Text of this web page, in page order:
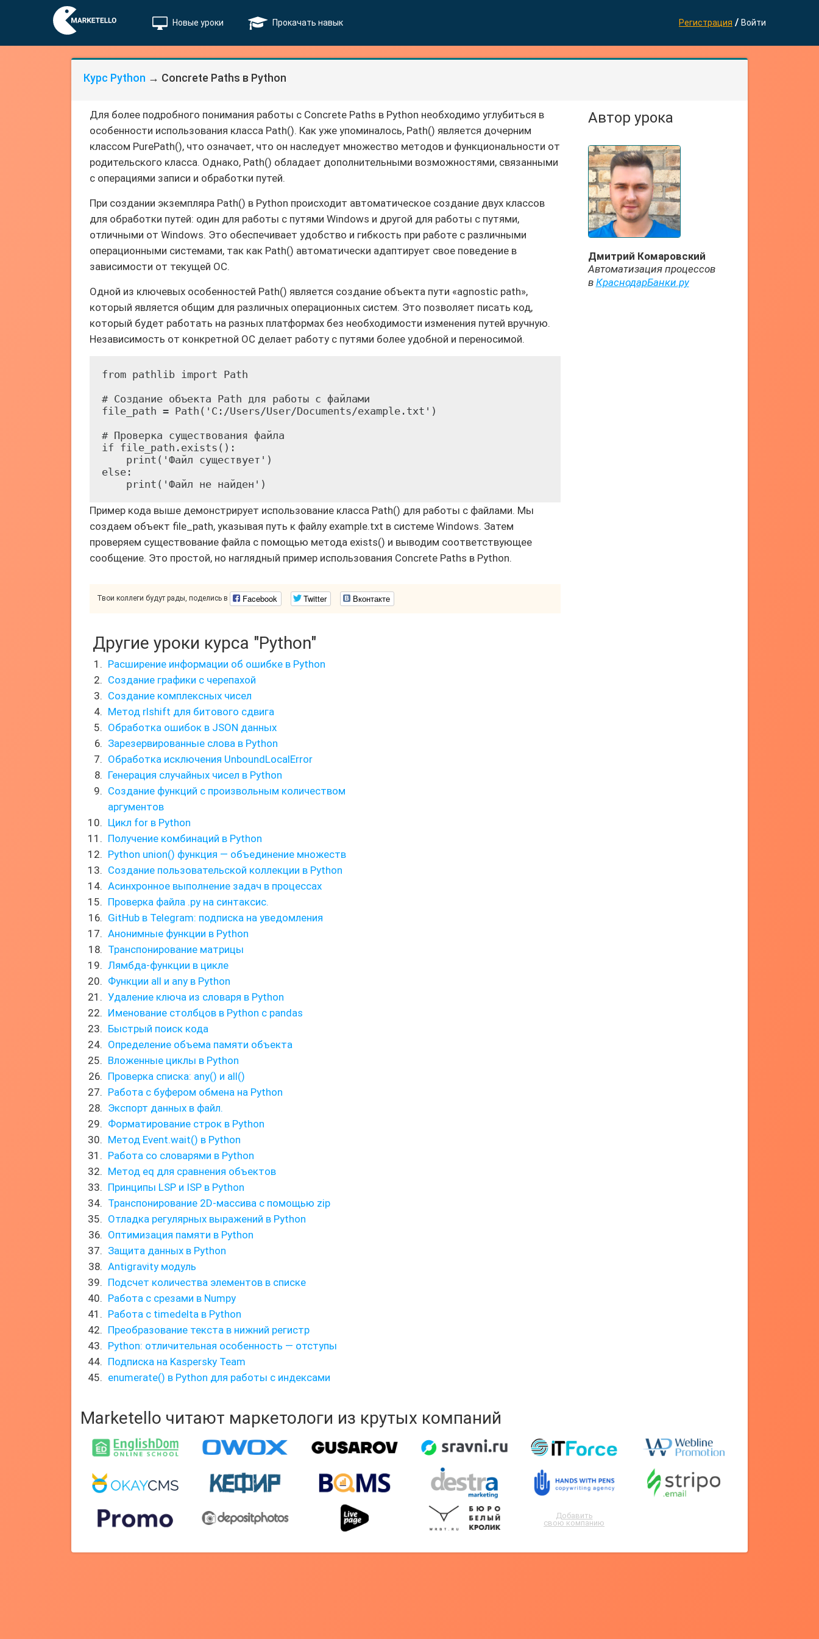
Новые уроки Прокачать навык Регистрация / Войти
Курс Python → Concrete Paths в Python
Для более подробного понимания работы с Concrete Paths в Python необходимо углубиться в
особенности использования класса Path(). Как уже упоминалось, Path() является дочерним
классом PurePath(), что означает, что он наследует множество методов и функциональности от
родительского класса. Однако, Path() обладает дополнительными возможностями, связанными
с операциями записи и обработки путей.
При создании экземпляра Path() в Python происходит автоматическое создание двух классов
для обработки путей: один для работы с путями Windows и другой для работы с путями,
отличными от Windows. Это обеспечивает удобство и гибкость при работе с различными
операционными системами, так как Path() автоматически адаптирует свое поведение в
зависимости от текущей ОС.
Одной из ключевых особенностей Path() является создание объекта пути «agnostic path»,
который является общим для различных операционных систем. Это позволяет писать код,
который будет работать на разных платформах без необходимости изменения путей вручную.
Независимость от конкретной ОС делает работу с путями более удобной и переносимой.
from pathlib import Path
# Создание объекта Path для работы с файлами
file_path = Path('C:/Users/User/Documents/example.txt')
# Проверка существования файла
if file_path.exists():
    print('Файл существует')
else:
    print('Файл не найден')
Пример кода выше демонстрирует использование класса Path() для работы с файлами. Мы
создаем объект file_path, указывая путь к файлу example.txt в системе Windows. Затем
проверяем существование файла с помощью метода exists() и выводим соответствующее
сообщение. Это простой, но наглядный пример использования Concrete Paths в Python.
Твои коллеги будут рады, поделись в Facebook Twitter Вконтакте
Автор урока
Дмитрий Комаровский
Автоматизация процессов
в КраснодарБанки.ру
Другие уроки курса "Python"
Расширение информации об ошибке в Python
Создание графики с черепахой
Создание комплексных чисел
Метод rlshift для битового сдвига
Обработка ошибок в JSON данных
Зарезервированные слова в Python
Обработка исключения UnboundLocalError
Генерация случайных чисел в Python
Создание функций с произвольным количеством
аргументов
Цикл for в Python
Получение комбинаций в Python
Python union() функция — объединение множеств
Создание пользовательской коллекции в Python
Асинхронное выполнение задач в процессах
Проверка файла .py на синтаксис.
GitHub в Telegram: подписка на уведомления
Анонимные функции в Python
Транспонирование матрицы
Лямбда-функции в цикле
Функции all и any в Python
Удаление ключа из словаря в Python
Именование столбцов в Python с pandas
Быстрый поиск кода
Определение объема памяти объекта
Вложенные циклы в Python
Проверка списка: any() и all()
Работа с буфером обмена на Python
Экспорт данных в файл.
Форматирование строк в Python
Метод Event.wait() в Python
Работа со словарями в Python
Метод eq для сравнения объектов
Принципы LSP и ISP в Python
Транспонирование 2D-массива с помощью zip
Отладка регулярных выражений в Python
Оптимизация памяти в Python
Защита данных в Python
Antigravity модуль
Подсчет количества элементов в списке
Работа с срезами в Numpy
Работа с timedelta в Python
Преобразование текста в нижний регистр
Python: отличительная особенность — отступы
Подписка на Kaspersky Team
enumerate() в Python для работы с индексами
Marketello читают маркетологи из крутых компаний
Добавить
свою компанию